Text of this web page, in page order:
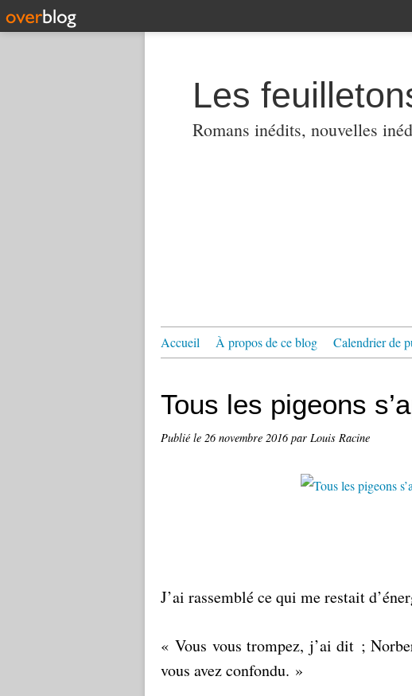
Les
Romans inédits, nouvelles
Accueil À propos de ce blog Calendrier de
Tous les pigeons
Publié le 26 novembre 2016par Louis Racine
J’ai rassemblé ce qui me restait
« Vous vous trompez, j’ai dit ;
vous avez confondu. »